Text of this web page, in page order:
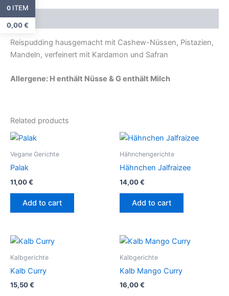
Description
Reispudding hausgemacht mit Cashew-Nüssen, Pistazien,
Mandeln, verfeinert mit Kardamon und Safran
Allergene: H enthält Nüsse & G enthält Milch
Related products
Vegane Gerichte
Palak
11,00€
Add to cart
Hähnchengerichte
Hähnchen Jalfraizee
14,00€
Add to cart
Kalbgerichte
Kalb Curry
15,50€
Kalbgerichte
Kalb Mango Curry
16,00€
0 ITEM
0,00€